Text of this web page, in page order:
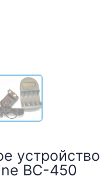
устройство
BC-450